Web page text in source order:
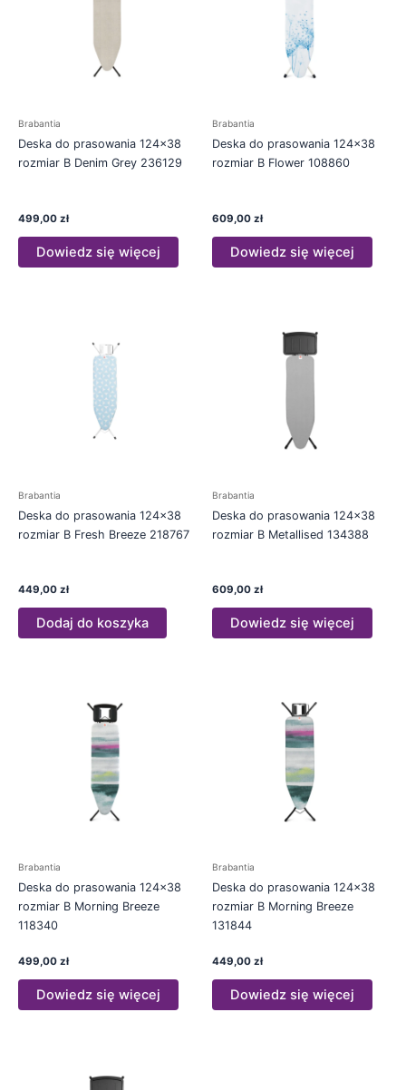
Brabantia
Deska do prasowania 124×38
rozmiar B Denim Grey 236129
499,00 zł
Dowiedz się więcej
Brabantia
Deska do prasowania 124×38
rozmiar B Flower 108860
609,00 zł
Dowiedz się więcej
Brabantia
Deska do prasowania 124×38
rozmiar B Fresh Breeze 218767
449,00 zł
Dodaj do koszyka
Brabantia
Deska do prasowania 124×38
rozmiar B Metallised 134388
609,00 zł
Dowiedz się więcej
Brabantia
Deska do prasowania 124×38
rozmiar B Morning Breeze
118340
499,00 zł
Dowiedz się więcej
Brabantia
Deska do prasowania 124×38
rozmiar B Morning Breeze
131844
449,00 zł
Dowiedz się więcej